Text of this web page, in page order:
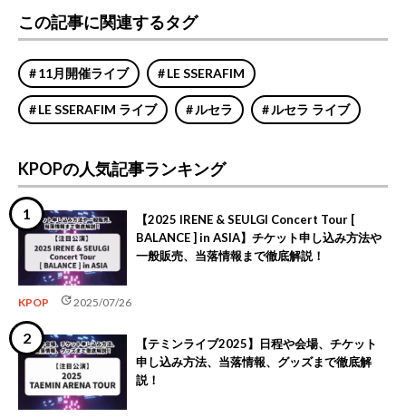
この記事に関連するタグ
11月開催ライブ LE SSERAFIM
LE SSERAFIM ライブ ルセラ ルセラ ライブ
KPOPの人気記事ランキング
【2025 IRENE & SEULGI Concert Tour [
BALANCE ] in ASIA】チケット申し込み方法や
一般販売、当落情報まで徹底解説！
KPOP update2025/07/26
【テミンライブ2025】日程や会場、チケット
申し込み方法、当落情報、グッズまで徹底解
説！